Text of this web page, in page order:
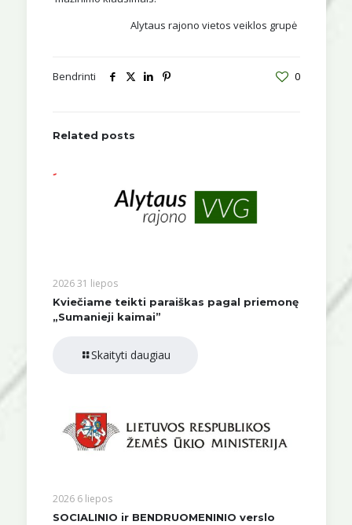
Alytaus rajono vietos veiklos grupė
Bendrinti 0
Related posts
2026 31 liepos
Kviečiame teikti paraiškas pagal priemonę
„Sumanieji kaimai”
Skaityti daugiau
2026 6 liepos
SOCIALINIO ir BENDRUOMENINIO verslo